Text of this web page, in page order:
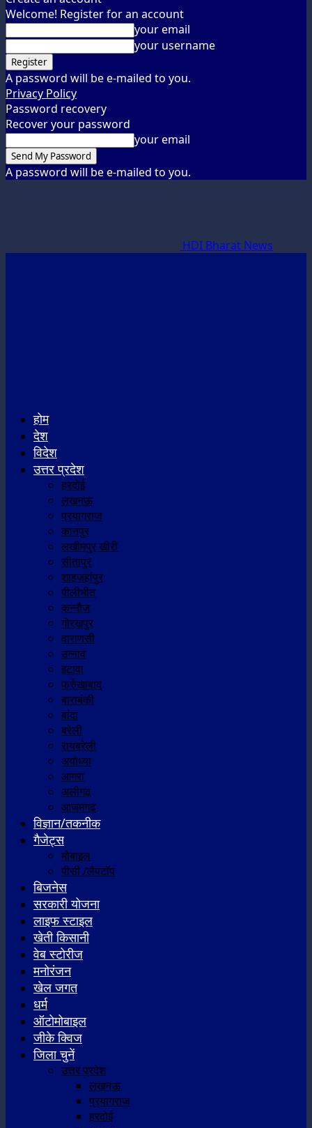
Welcome! Register for an account
your email
your username
A password will be e-mailed to you.
Privacy Policy
Password recovery
Recover your password
your email
A password will be e-mailed to you.
HDI Bharat News
होम
देश
विदेश
उत्तर प्रदेश
हरदोई
लखनऊ
प्रयागराज
कानपुर
लखीमपुर खीरी
सीतापुर
शाहजहांपुर
पीलीभीत
कन्नौज
गोरखपुर
वाराणसी
उन्नाव
इटावा
फर्रुखाबाद
बाराबंकी
बांदा
बरेली
रायबरेली
अयोध्या
आगरा
अलीगढ़
आजमगढ़
विज्ञान/तकनीक
गैजेट्स
मोबाइल
पीसी /लैपटॉप
बिजनेस
सरकारी योजना
लाइफ स्टाइल
खेती किसानी
वेब स्टोरीज
मनोरंजन
खेल जगत
धर्म
ऑटोमोबाइल
जीके क्विज
जिला चुनें
उत्तर प्रदेश
लखनऊ
प्रयागराज
हरदोई